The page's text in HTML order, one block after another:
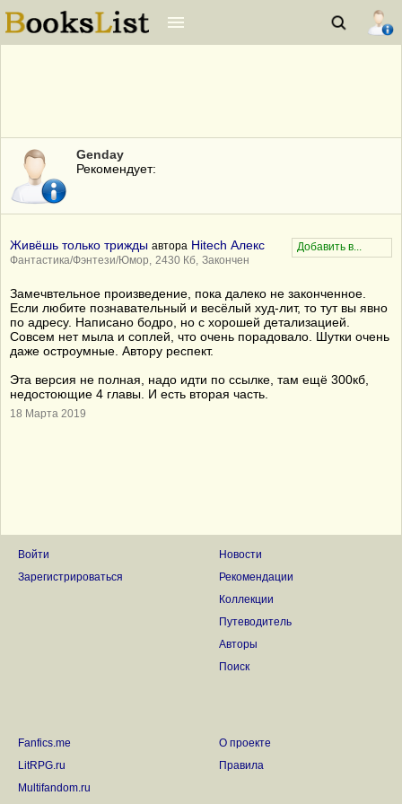
Genday
Рекомендует:
Живёшь только трижды автора Hitech Алекс
Фантастика/Фэнтези/Юмор, 2430 Кб, Закончен
Замечвтельное произведение, пока далеко не законченное.
Если любите познавательный и весёлый худ-лит, то тут вы явно
по адресу. Написано бодро, но с хорошей детализацией.
Совсем нет мыла и соплей, что очень порадовало. Шутки очень
даже остроумные. Автору респект.
Эта версия не полная, надо идти по ссылке, там ещё 300кб,
недостоющие 4 главы. И есть вторая часть.
18 Марта 2019
Войти
Зарегистрироваться
Новости
Рекомендации
Коллекции
Путеводитель
Авторы
Поиск
Fanfics.me
LitRPG.ru
Multifandom.ru
О проекте
Правила